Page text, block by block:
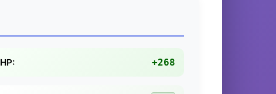
HP: +268